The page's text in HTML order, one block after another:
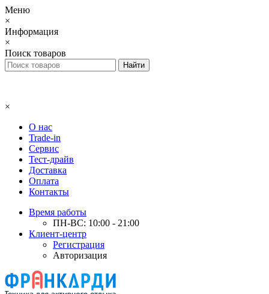
Меню
×
Информация
×
Поиск товаров
×
О нас
Trade-in
Сервис
Тест-драйв
Доставка
Оплата
Контакты
Время работы
ПН-ВС: 10:00 - 21:00
Клиент-центр
Регистрация
Авторизация